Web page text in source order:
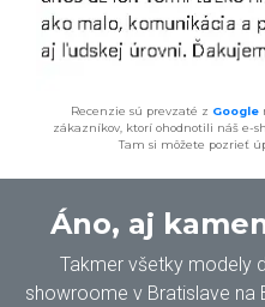
Recenzie sú prevzaté z Google
zákazníkov, ktorí ohodnotili náš e-
Tam si môžete pozrieť
Áno, aj
Takmer všetky modely
showroome v Bratislave na